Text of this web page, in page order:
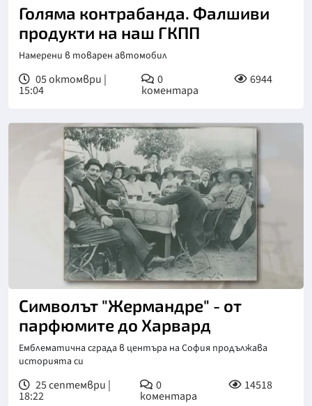
Голяма контрабанда. Фалшиви
продукти на наш ГКПП
Намерени в товарен автомобил
05 октомври |
15:04
0
коментара
6944
Символът "Жермандре" - от
парфюмите до Харвард
Емблематична сграда в центъра на София продължава
историята си
25 септември |
18:22
0
коментара
14518